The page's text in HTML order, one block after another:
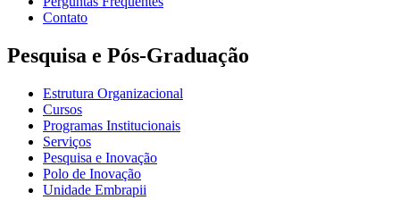
Contato
Pesquisa e Pós-Graduação
Estrutura Organizacional
Cursos
Programas Institucionais
Serviços
Pesquisa e Inovação
Polo de Inovação
Unidade Embrapii